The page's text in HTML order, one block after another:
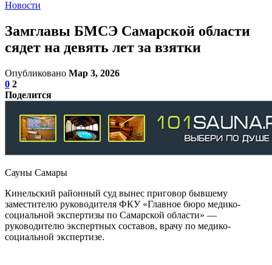
Новости
Замглавы БМСЭ Самарской области
сядет на девять лет за взятки
Опубликовано Мар 3, 2026
0 2
Поделится
Сауны Самары
Кинельский районный суд вынес приговор бывшему
заместителю руководителя ФКУ «Главное бюро медико-
социальной экспертизы по Самарской области» —
руководителю экспертных составов, врачу по медико-
социальной экспертизе.